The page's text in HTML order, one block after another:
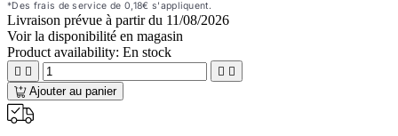
Livraison prévue à partir du 11/08/2026
Voir la disponibilité en magasin
Product availability: En stock
   
Ajouter au panier